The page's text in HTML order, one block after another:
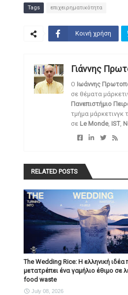
Tags επιχειρηματικότητα
Κοινή χρήση
Γιάννης
O Ιωάννης
σε θέματα
Πανεπιστήμιο
τμήμα μάρκετινγκ
σε Le Monde, IST,
RELATED POSTS
The Wedding Rice: Η ελληνική ιδέα
μετατρέπει ένα γαμήλιο έθιμο σε
food waste
July 08, 2026